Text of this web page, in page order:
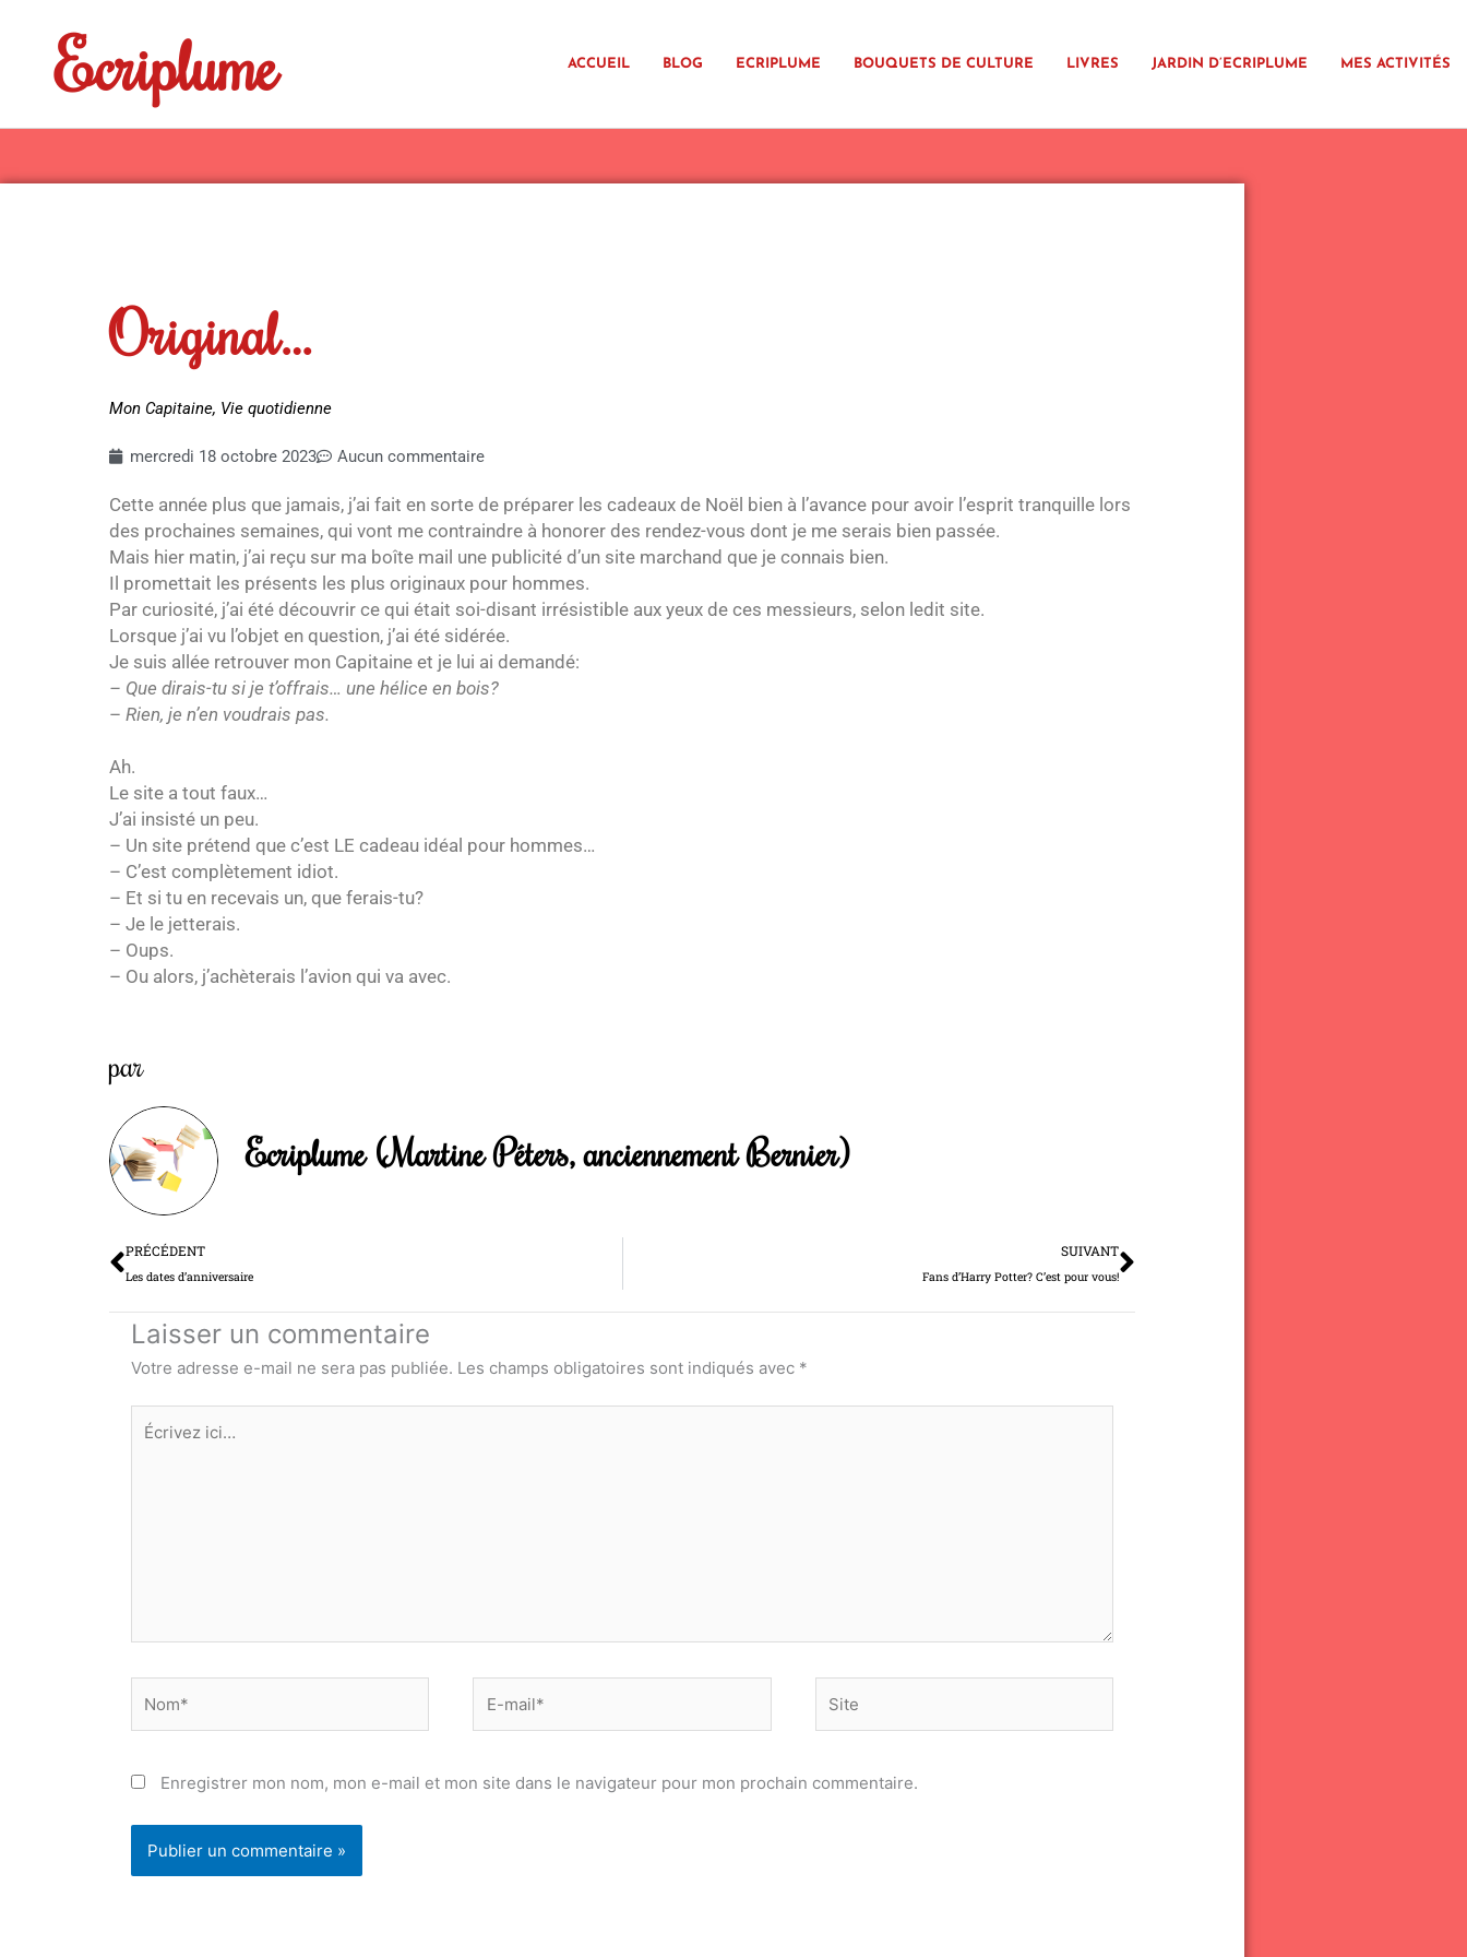
contenuEcriplume ACCUEIL BLOG ECRIPLUME BOUQUETS DE CULTURE LIVRES JARDIN D’ECRIPLUME MES ACTIVITÉS
Original…
Mon Capitaine, Vie quotidienne
mercredi 18 octobre 2023 Aucun commentaire
Cette année plus que jamais, j’ai fait en sorte de préparer les cadeaux de Noël bien à l’avance pour avoir l’esprit tranquille lors
des prochaines semaines, qui vont me contraindre à honorer des rendez-vous dont je me serais bien passée.
Mais hier matin, j’ai reçu sur ma boîte mail une publicité d’un site marchand que je connais bien.
Il promettait les présents les plus originaux pour hommes.
Par curiosité, j’ai été découvrir ce qui était soi-disant irrésistible aux yeux de ces messieurs, selon ledit site.
Lorsque j’ai vu l’objet en question, j’ai été sidérée.
Je suis allée retrouver mon Capitaine et je lui ai demandé:
– Que dirais-tu si je t’offrais… une hélice en bois?
– Rien, je n’en voudrais pas.
Ah.
Le site a tout faux…
J’ai insisté un peu.
– Un site prétend que c’est LE cadeau idéal pour hommes…
– C’est complètement idiot.
– Et si tu en recevais un, que ferais-tu?
– Je le jetterais.
– Oups.
– Ou alors, j’achèterais l’avion qui va avec.
par
Ecriplume (Martine Péters, anciennement Bernier)
Précédent
PRÉCÉDENT
Les dates d’anniversaire
SUIVANT
Fans d’Harry Potter? C’est pour vous!
Suivant
Laisser un commentaire
Votre adresse e-mail ne sera pas publiée. Les champs obligatoires sont indiqués avec *
Écrivez
ici…
mail*
Enregistrer mon nom, mon e-mail et mon site dans le navigateur pour mon prochain commentaire.